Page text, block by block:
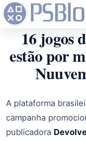
16 jogos
estão por
A plataforma
campanha
publicadora